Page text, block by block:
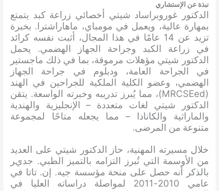
نبذة عن الإستشاري
الدكتور غوروبراساد شيتي أخصائي زراعة كبد يتمتع
بمهارة عالية، ويعمل في مومباي، ماهاراشترا. بخبرة
تزيد عن 14 عامًا في هذا المجال، أثبت نفسه كرائد
في زراعة الكبد وجراحة الجهاز الهضمي. يحمل
الدكتور شيتي مؤهلات مرموقة، بما في ذلك ماجستير
في الجراحة العامة، ودبلوم في جراحة الجهاز
الهضمي، وعضو الكلية الملكية للجراحين في الهند
(MRCSEed)، مما يُبرز تدريبه وخبرته الواسعة. يتقن
الدكتور شيتي لغات متعددة – الإنجليزية والهندية
والماراثية والكانادا – مما يجعله متاحًا لمجموعة
متنوعة من المرضى.
خلال مسيرته المهنية، حاز الدكتور شيتي على العديد
من الأوسمة التي تُبرز التزامه بالتميز الطبي. جدير
بالذكر أنه حصل على منحة مؤسسة جيه. إن. تاتا في
عامي 2010-2011 لمواصلة دراساته العليا في